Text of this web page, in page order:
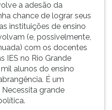
a adesão da
chance de lograr seus
instituições de ensino
(e, possivelmente,
com os docentes
IES no Rio Grande
alunos do ensino
É um
grande